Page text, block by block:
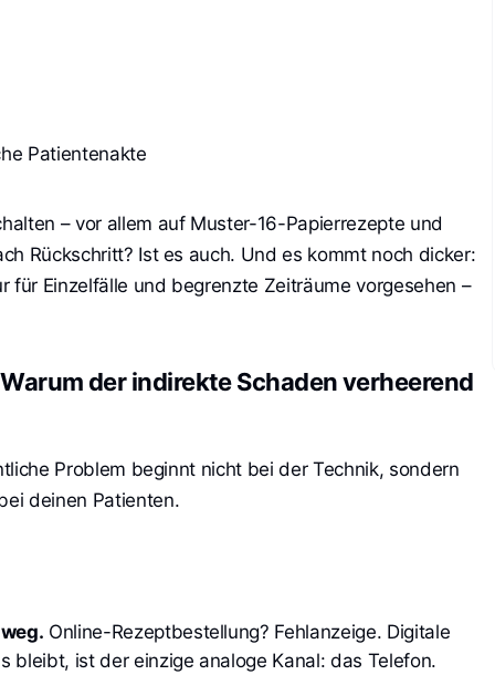
Patientenakte
– vor allem auf Muster-16-Papierrezepte und
Rückschritt? Ist es auch. Und es kommt noch dicker:
für Einzelfälle und begrenzte Zeiträume vorgesehen –
der indirekte Schaden verheerend
Problem beginnt nicht bei der Technik, sondern
deinen Patienten.
Online-Rezeptbestellung? Fehlanzeige. Digitale
bleibt, ist der einzige analoge Kanal: das Telefon.